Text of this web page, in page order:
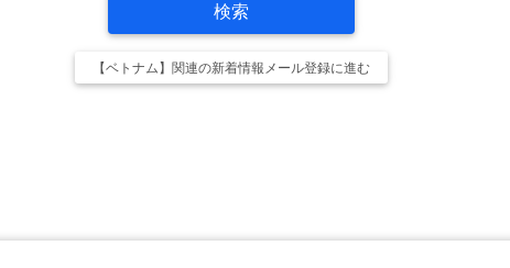
検索
【ベトナム】関連の新着情報メール登録に進む